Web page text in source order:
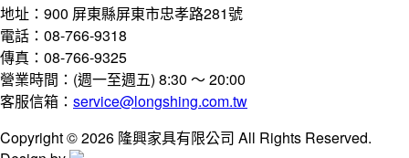
地址：900 屏東縣屏東市忠孝路281號
電話：08-766-9318
傳真：08-766-9325
營業時間：(週一至週五) 8:30 ～ 20:00
客服信箱： service@longshing.com.tw
Copyright © 2026 隆興家具有限公司 All Rights Reserved.